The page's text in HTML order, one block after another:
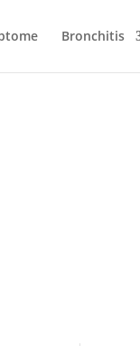
Bronchitis